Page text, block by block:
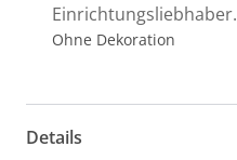
Einrichtungsliebhaber.
Ohne Dekoration
Details